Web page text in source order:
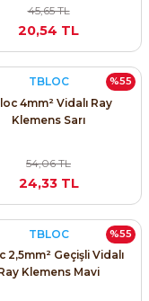
45,65 TL
20,54 TL
%55
TBLOC
4mm² Vidalı Ray
Klemens Sarı
54,06 TL
24,33 TL
%55
TBLOC
2,5mm² Geçişli Vidalı
Klemens Mavi